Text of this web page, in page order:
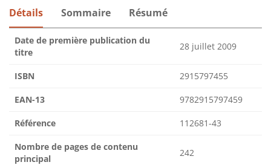
Détails Sommaire Résumé
Date de première publication du
titre
28 juillet 2009
ISBN 2915797455
EAN-13 9782915797459
Référence 112681-43
Nombre de pages de contenu
principal
242